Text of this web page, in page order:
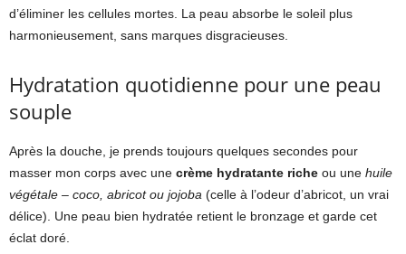
d’éliminer les cellules mortes. La peau absorbe le soleil plus
harmonieusement, sans marques disgracieuses.
Hydratation quotidienne pour une peau
souple
Après la douche, je prends toujours quelques secondes pour
masser mon corps avec une crème hydratante riche ou une huile
végétale – coco, abricot ou jojoba (celle à l’odeur d’abricot, un vrai
délice). Une peau bien hydratée retient le bronzage et garde cet
éclat doré.